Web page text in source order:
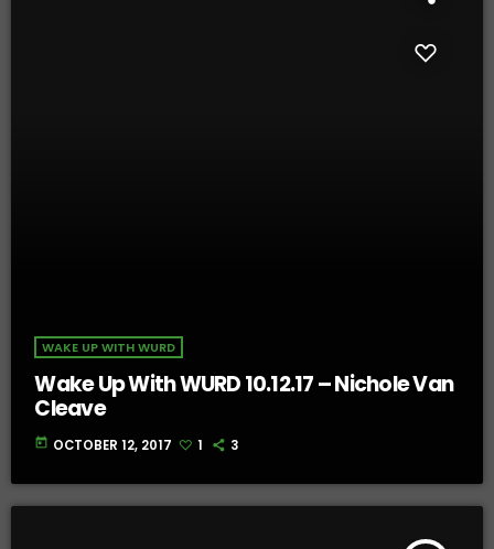
WAKE UP WITH WURD
Wake Up With WURD 10.12.17 – Nichole Van
Cleave
today OCTOBER 12, 2017 1 3